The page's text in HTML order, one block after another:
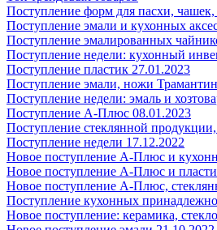
Поступление форм для пасхи, чашек,
Поступление эмали и кухонных
Поступление эмалированных
Поступление недели: кухонный
Поступление пластик 27.01.2023
Поступление эмали, ножи
Поступление недели: эмаль и
Поступление А-Плюс 08.01.2023
Поступление стеклянной
Поступление недели 17.12.2022
Новое поступление А-Плюс и
Новое поступление А-Плюс и
Новое поступление А-Плюс,
Поступление кухонных
Новое поступление: керамика,